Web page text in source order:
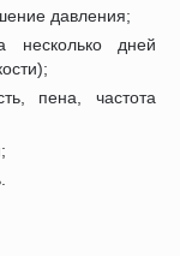
давления;
несколько дней
пена, частота